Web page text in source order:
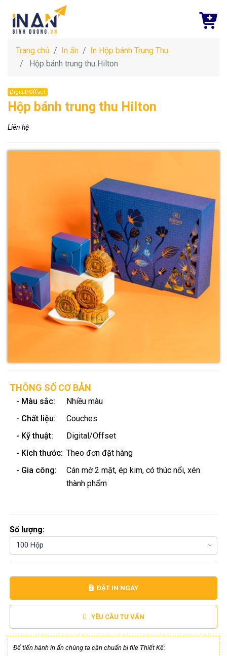
Trang chủ In ấn
In Hộp bánh Trung Thu
Hộp bánh trung thu Hilton
Digital/Offset
Hộp bánh trung thu Hilton
Liên hệ
THÔNG SỐ CƠ BẢN
- Màu sắc:
Nhiều màu
- Chất liệu:
Couches
- Kỹ thuật:
Digital/Offset
- Kích thước: Theo đơn đặt hàng
- Gia công:
Cán mờ 2 mặt, ép kim, có thúc nổi, xén
thành phẩm
Số lượng:
100 Hộp
ĐẶT IN NGAY
YÊU CẦU TƯ VẤN
Để tiến hành in ấn chúng ta cần chuẩn bị file Thiết Kế: